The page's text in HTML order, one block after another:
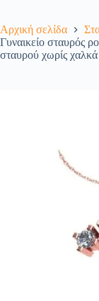
Αρχική σελίδα
Γυναικείο σταυρός
σταυρού χωρίς